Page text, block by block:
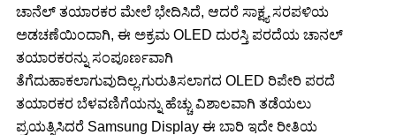
ಚಾನೆಲ್ ತಯಾರಕರ ಮೇಲೆ ಭೇದಿಸಿದೆ, ಆದರೆ ಸಾಕ್ಷ್ಯ ಸರಪಳಿಯ
ಅಡಚಣೆಯಿಂದಾಗಿ, ಈ ಅಕ್ರಮ OLED ದುರಸ್ತಿ ಪರದೆಯ ಚಾನಲ್
ತಯಾರಕರನ್ನು ಸಂಪೂರ್ಣವಾಗಿ
ತೆಗೆದುಹಾಕಲಾಗುವುದಿಲ್ಲ.ಗುರುತಿಸಲಾಗದ OLED ರಿಪೇರಿ ಪರದೆ
ತಯಾರಕರ ಬೆಳವಣಿಗೆಯನ್ನು ಹೆಚ್ಚು ವಿಶಾಲವಾಗಿ ತಡೆಯಲು
ಪ್ರಯತ್ನಿಸಿದರೆ Samsung Display ಈ ಬಾರಿ ಇದೇ ರೀತಿಯ